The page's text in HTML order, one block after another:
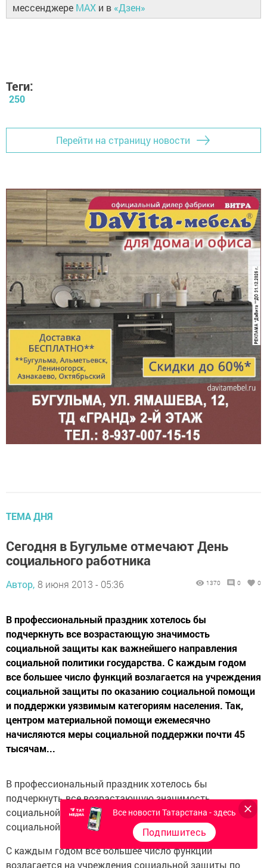
мессенджере MAX и в «Дзен»
Теги:
250
Перейти на страницу новости
ТЕМА ДНЯ
Сегодня в Бугульме отмечают День
социального работника
Автор, 8 июня 2013 - 05:36 1370 0 0
В профессиональный праздник хотелось бы
подчеркнуть все возрастающую значимость
социальной защиты как важнейшего направления
социальной политики государства. С каждым годом
все большее число функций возлагается на учреждения
социальной защиты по оказанию социальной помощи
и поддержки уязвимым категориям населения. Так,
центром материальной помощи ежемесячно
начисляются меры социальной поддержки почти 45
тысячам...
В профессиональный праздник хотелось бы
подчеркнуть все возрастающую значимость
социальной защиты как важнейшего направления
социальной политики государства.
С каждым годом все большее число функций
возлагается на учреждения социальной защиты по
Все новости Татарстана - здесь
Подпишитесь